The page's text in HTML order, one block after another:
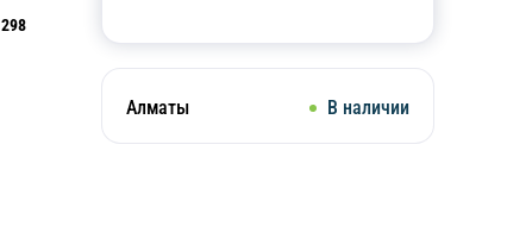
Алматы В наличии
298